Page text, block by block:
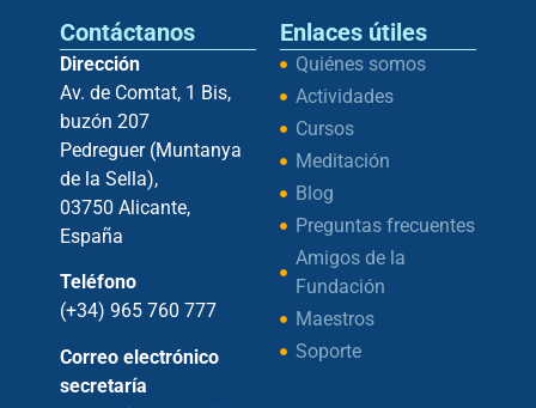
Contáctanos
Dirección
Av. de Comtat, 1 Bis,
buzón 207
Pedreguer (Muntanya
de la Sella),
03750 Alicante,
España
Teléfono
(+34) 965 760 777
Correo electrónico
secretaría
Enlaces útiles
Quiénes somos
Actividades
Cursos
Meditación
Blog
Preguntas frecuentes
Amigos de la
Fundación
Maestros
Soporte